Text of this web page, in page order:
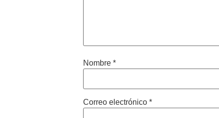
Nombre *
Correo electrónico *